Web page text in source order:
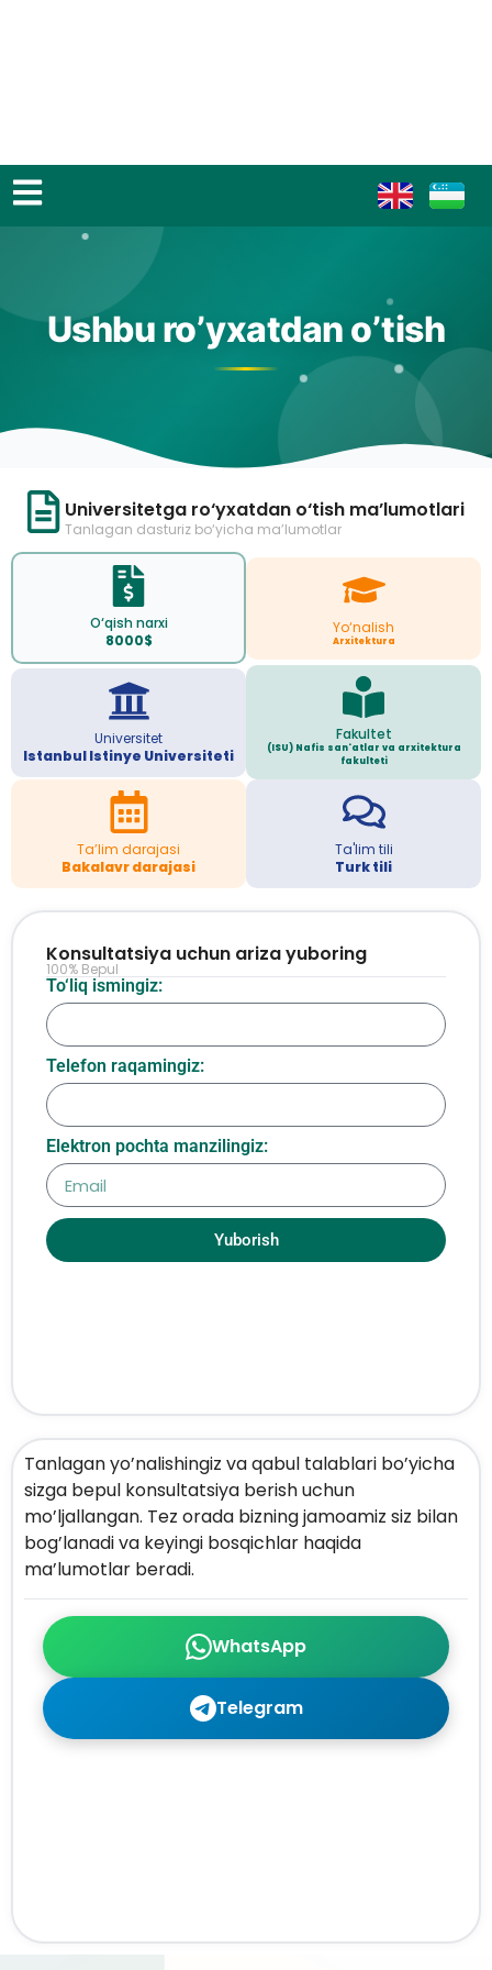
Ushbu ro’yxatdan o’tish
Universitetga ro‘yxatdan o‘tish ma’lumotlari
Tanlagan dasturiz bo‘yicha ma’lumotlar
O‘qish narxi
8000$
Yo‘nalish
Arxitektura
Universitet
Istanbul Istinye Universiteti
Fakultet
(ISU) Nafis san'atlar va arxitektura
fakulteti
Ta’lim darajasi
Bakalavr darajasi
Ta'lim tili
Turk tili
WhatsApp
Telegram
Tanlagan yo’nalishingiz va qabul talablari bo’yicha
sizga bepul konsultatsiya berish uchun
mo’ljallangan. Tez orada bizning jamoamiz siz bilan
bog’lanadi va keyingi bosqichlar haqida
ma’lumotlar beradi.
To‘liq ismingiz:
Telefon raqamingiz:
Elektron pochta manzilingiz:
Yuborish
Konsultatsiya uchun ariza yuboring
100% Bepul